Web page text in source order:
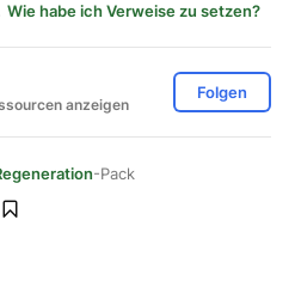
Wie habe ich Verweise zu setzen?
anzeigen
Folgen
-Pack